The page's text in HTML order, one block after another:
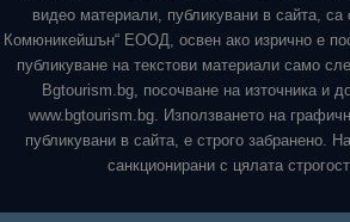
видео материали, публикувани в сайта, са
Комюникейшън“ ЕООД, освен ако изрично е
публикуване на текстови материали само
Bgtourism.bg, посочване на източника и
www.bgtourism.bg. Използването на
публикувани в сайта, е строго забранено.
санкционирани с цялата